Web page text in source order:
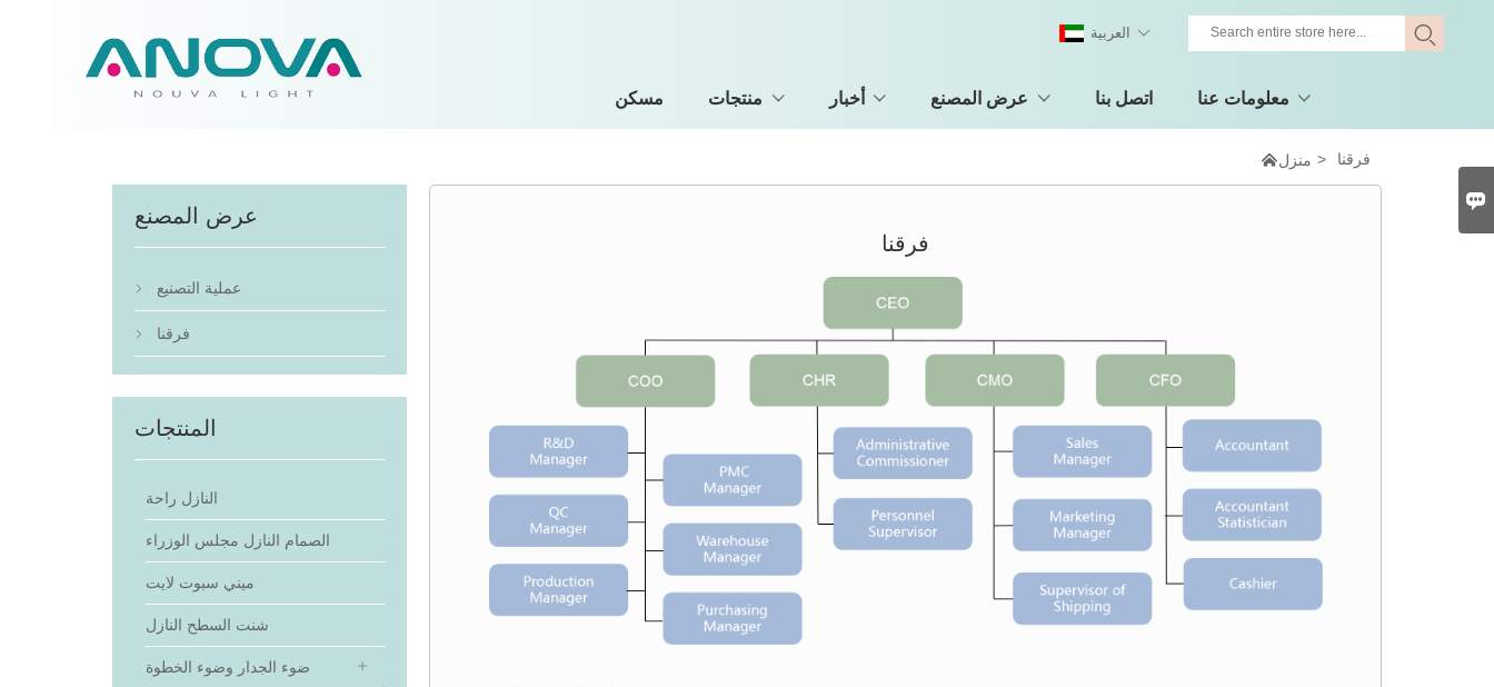
مسكن منتجات أخبار عرض المصنع اتصل بنا معلومات عنا
العربية
منزل > فرقنا
عرض المصنع
 عملية التصنيع
 فرقنا
المنتجات
النازل راحة
الصمام النازل مجلس الوزراء
ميني سبوت لايت
شنت السطح النازل
ضوء الجدار وضوء الخطوة
فرقنا
